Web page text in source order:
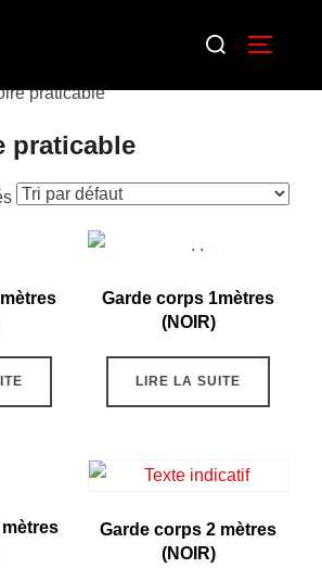
praticable
praticable
Garde corps 1mètres
(NOIR)
LIRE LA SUITE
Garde corps 2 mètres
(NOIR)